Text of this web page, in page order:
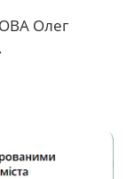
Олег
.